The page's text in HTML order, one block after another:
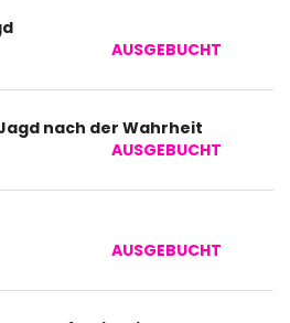
AUSGEBUCHT
nach der Wahrheit
AUSGEBUCHT
AUSGEBUCHT